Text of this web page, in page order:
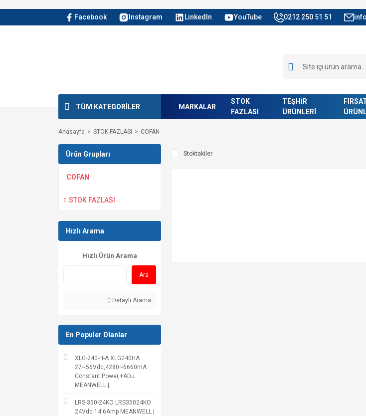
Facebook Instagram LinkedIn YouTube 0212 250 51 51
TÜM KATEGORİLER MARKALAR
STOK
FAZLASI
TEŞHİR
ÜRÜNLERİ
Anasayfa STOK FAZLASI COFAN
Ürün Grupları
COFAN
STOK FAZLASI
Hızlı Arama
Hızlı Ürün Arama
Ara
Detaylı Arama
En Populer Olanlar
XLG-240-H-A XLG240HA
27~56Vdc,4280~6660mA
Constant Power,+ADJ.
MEANWELL |
LRS-350-24KO LRS35024KO
24Vdc 14.6Amp MEANWELL |
Stoktakiler